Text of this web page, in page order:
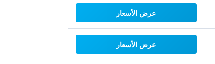
عرض الأسعار
عرض الأسعار